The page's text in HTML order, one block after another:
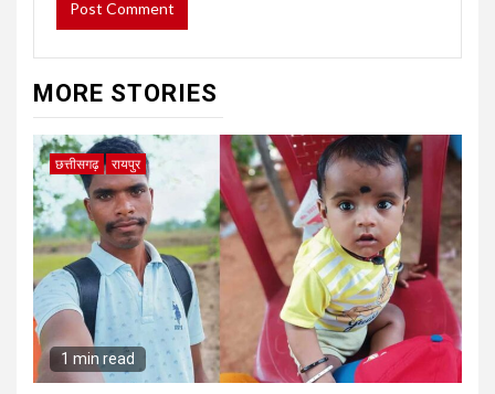
MORE STORIES
छत्तीसगढ़ रायपुर
1 min read